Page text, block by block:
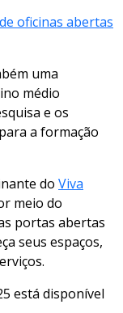
oficinas abertas
uma
médio
e os
a formação
do Viva
meio do
portas abertas
seus espaços,
está disponível